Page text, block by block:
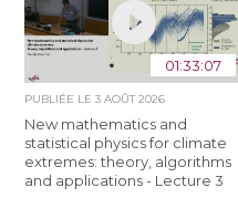
01:33:07
PUBLIÉE LE3 AOÛT 2026
New mathematics and
statistical physics for climate
extremes: theory, algorithms
and applications - Lecture 3